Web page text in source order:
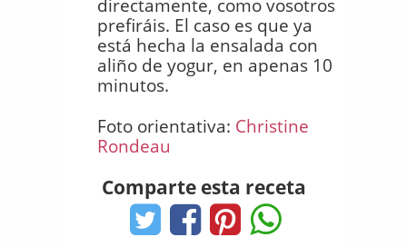
directamente, como vosotros
prefiráis. El caso es que ya
está hecha la ensalada con
aliño de yogur, en apenas 10
minutos.
Foto orientativa: Christine
Rondeau
Comparte esta receta